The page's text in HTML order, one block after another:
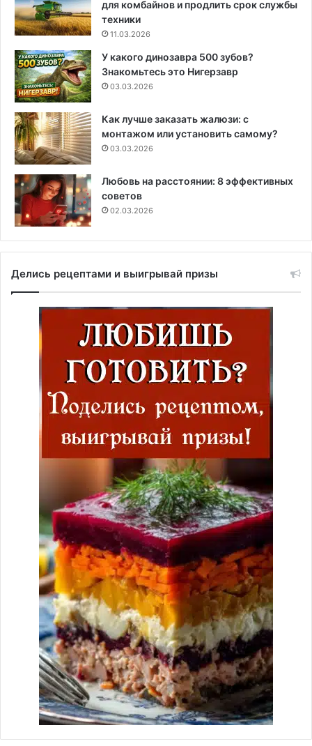
для комбайнов и продлить срок службы
техники
11.03.2026
У какого динозавра 500 зубов?
Знакомьтесь это Нигерзавр
03.03.2026
Как лучше заказать жалюзи: с
монтажом или установить самому?
03.03.2026
Любовь на расстоянии: 8 эффективных
советов
02.03.2026
Делись рецептами и выигрывай призы